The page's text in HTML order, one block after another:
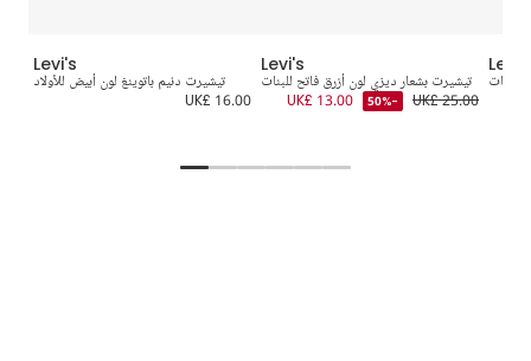
Levi's
تيشيرت دنيم باتوينغ لون أبيض للأولاد
UK£ 16.00
Levi's
تيشيرت بشعار ديزي لون أزرق فاتح للبنات
UK£ 25.00
-50%
UK£ 13.00
Levi's